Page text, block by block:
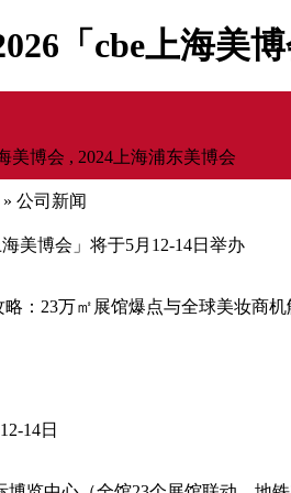
「cbe上海美
美博会 , 2024上海浦东美博会
» 公司新闻
美博会」将于5月12-14日举办
略：23万㎡展馆爆点与全球美妆商机
14日